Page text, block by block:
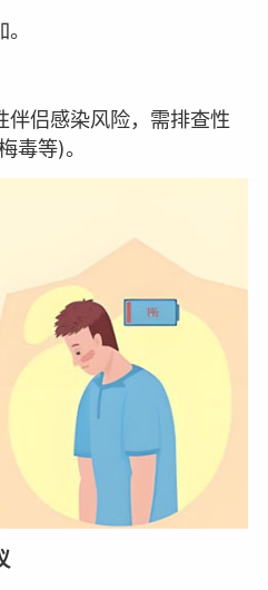
侣感染风险，需排查性
毒等)。